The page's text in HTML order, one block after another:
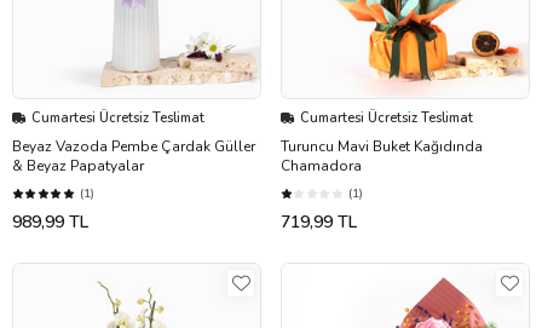
Cumartesi Ücretsiz Teslimat
Beyaz Vazoda Pembe Çardak Güller
& Beyaz Papatyalar
(1)
989,99 TL
Cumartesi Ücretsiz Teslimat
Turuncu Mavi Buket Kağıdında
Chamadora
(1)
719,99 TL